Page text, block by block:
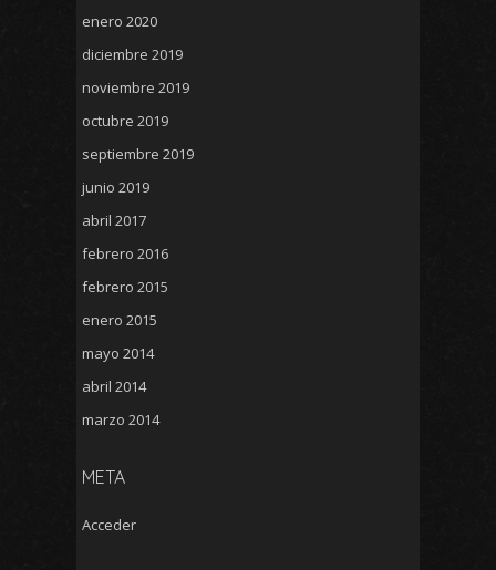
enero 2020
diciembre 2019
noviembre 2019
octubre 2019
septiembre 2019
junio 2019
abril 2017
febrero 2016
febrero 2015
enero 2015
mayo 2014
abril 2014
marzo 2014
META
Acceder